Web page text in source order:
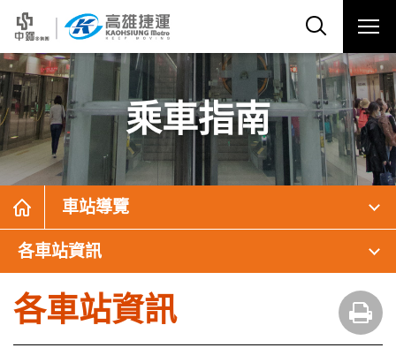
乘車指南
車站導覽
各車站資訊
各車站資訊